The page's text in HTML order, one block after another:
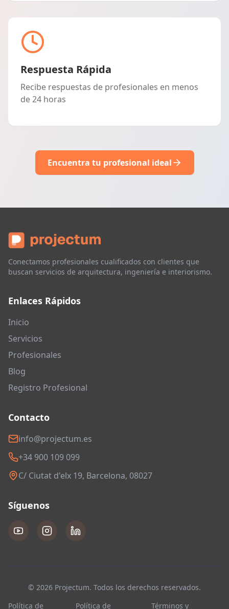
Respuesta Rápida
Recibe respuestas de profesionales en menos
de 24 horas
Encuentra tu profesional ideal
Conectamos profesionales cualificados con clientes que
buscan servicios de arquitectura, ingeniería e interiorismo.
Enlaces Rápidos
Inicio
Servicios
Profesionales
Blog
Registro Profesional
Contacto
info@projectum.es
+34 900 109 099
C/ Ciutat d'elx 19, Barcelona, 08027
Síguenos
© 2026 Projectum. Todos los derechos reservados.
Política de
Política de Términos y